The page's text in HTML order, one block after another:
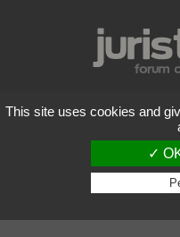
Politique
Conditions
Copyright
2026
This site uses cookies and
✓